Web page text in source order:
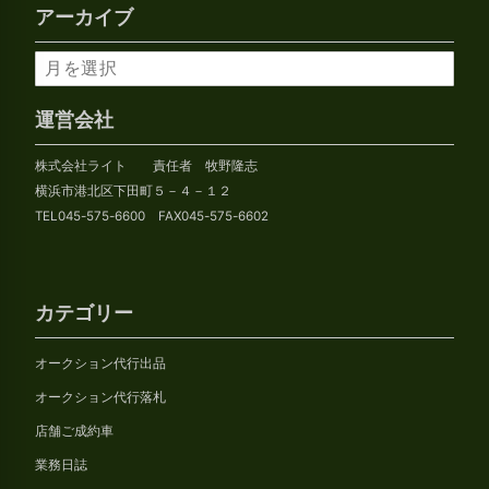
アーカイブ
ア
ー
カ
イ
ブ
運営会社
株式会社ライト 責任者 牧野隆志
横浜市港北区下田町５－４－１２
TEL045-575-6600 FAX045-575-6602
カテゴリー
オークション代行出品
オークション代行落札
店舗ご成約車
業務日誌